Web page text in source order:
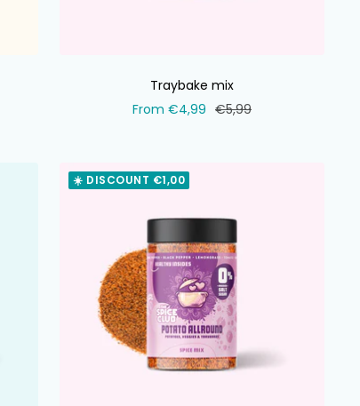
Traybake mix
Selling
From €4,99 Normal
€5,99
☀️ DISCOUNT €1,00